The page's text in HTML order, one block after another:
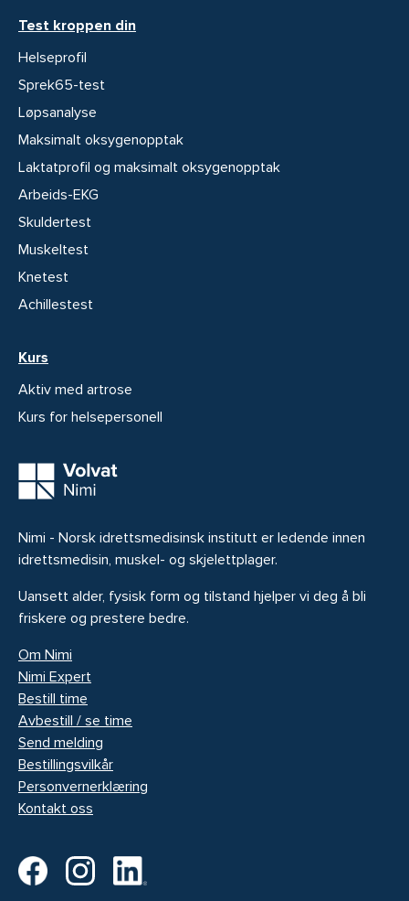
Nimi - Norsk idrettsmedisinsk institutt er ledende innen
idrettsmedisin, muskel- og skjelettplager.
Uansett alder, fysisk form og tilstand hjelper vi deg å bli
friskere og prestere bedre.
Om Nimi
Nimi Expert
Bestill time
Avbestill / se time
Send melding
Bestillingsvilkår
Personvernerklæring
Kontakt oss
Test kroppen din
Helseprofil
Sprek65-test
Løpsanalyse
Maksimalt oksygenopptak
Laktatprofil og maksimalt oksygenopptak
Arbeids-EKG
Skuldertest
Muskeltest
Knetest
Achillestest
Kurs
Aktiv med artrose
Kurs for helsepersonell